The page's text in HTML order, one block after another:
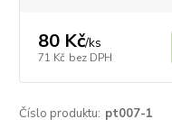
80 Kč/ks
71 Kč bez DPH
Číslo produktu: pt007-1